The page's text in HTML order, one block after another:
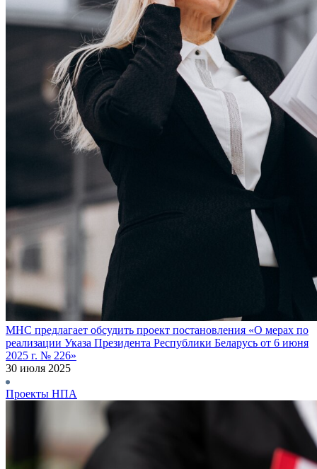
МНС предлагает обсудить проект постановления «О мерах по
реализации Указа Президента Республики Беларусь от 6 июня
2025 г. № 226»
30 июля 2025
Проекты НПА